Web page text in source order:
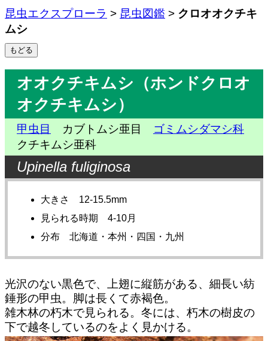
昆虫エクスプローラ > 昆虫図鑑 > クロオオクチキ
ムシ
オオクチキムシ（ホンドクロオ
オクチキムシ）
甲虫目 カブトムシ亜目 ゴミムシダマシ科
クチキムシ亜科
Upinella fuliginosa
大きさ 12-15.5mm
見られる時期 4-10月
分布 北海道・本州・四国・九州
光沢のない黒色で、上翅に縦筋がある、細長い紡
錘形の甲虫。脚は長くて赤褐色。
雑木林の朽木で見られる。冬には、朽木の樹皮の
下で越冬しているのをよく見かける。